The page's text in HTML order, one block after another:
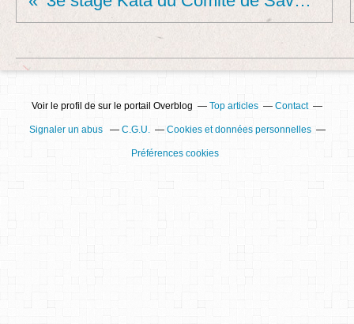
Voir le profil de sur le portail Overblog Top articles Contact
Signaler un abus C.G.U. Cookies et données personnelles
Préférences cookies